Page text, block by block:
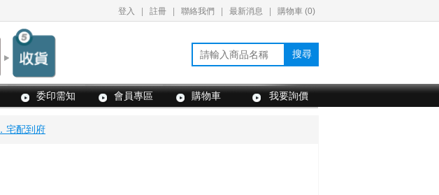
登入 註冊 聯絡我們 最新消息 購物車 (0)
搜尋
委印需知 會員專區 購物車 我要詢價
．宅配到府